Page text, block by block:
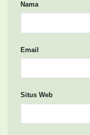
Nama
Email
Situs Web